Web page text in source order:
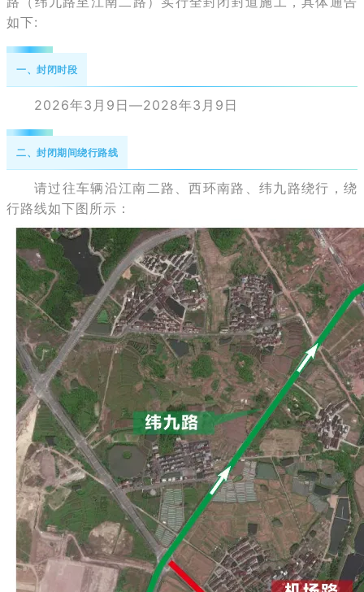
如下:
一、封闭时段
2026年3月9日—2028年3月9日
二、封闭期间绕行路线
请过往车辆沿江南二路、西环南路、纬九路绕行，绕
行路线如下图所示：